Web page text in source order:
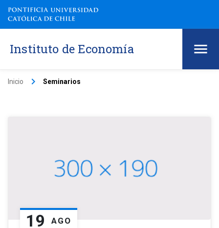
Instituto de Economía
Inicio keyboard_arrow_right Seminarios
19 AGO